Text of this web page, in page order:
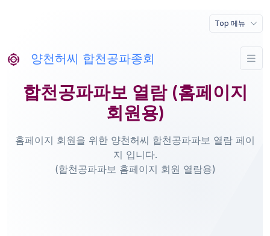
Top 메뉴
양천허씨 합천공파종회
합천공파파보 열람 (홈페이지
회원용)
홈페이지 회원을 위한 양천허씨 합천공파파보 열람 페이
지 입니다.
(합천공파파보 홈페이지 회원 열람용)